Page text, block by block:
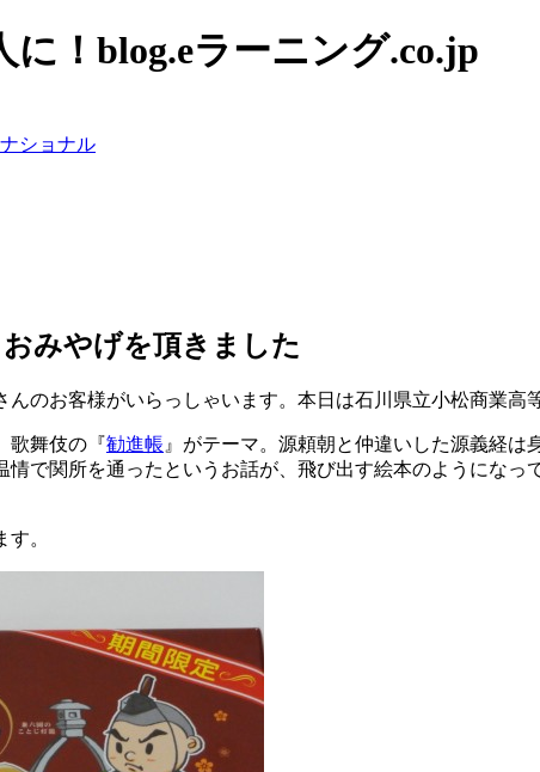
！blog.eラーニング.co.jp
ショナル
みやげを頂きました
んのお客様がいらっしゃいます。本日は石川県立小松商業高
歌舞伎の『勧進帳 』がテーマ。源頼朝と仲違いした源義経
で関所を通ったというお話が、飛び出す絵本のようにな
。